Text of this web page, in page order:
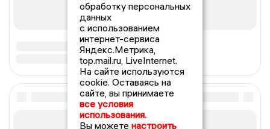
обработку персональных
данных
с использованием
интернет-сервиса
Яндекс.Метрика,
top.mail.ru, LiveInternet.
На сайте используются
cookie. Оставаясь на
сайте, вы принимаете
все условия
использования.
Вы можете настроить